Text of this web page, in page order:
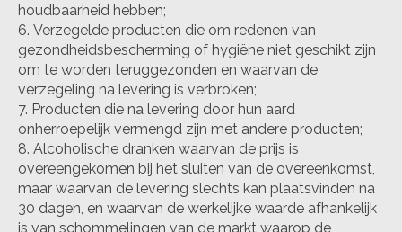
houdbaarheid hebben;
Verzegelde producten die om redenen van
gezondheidsbescherming of hygiëne niet geschikt zijn
om te worden teruggezonden en waarvan de
verzegeling na levering is verbroken;
Producten die na levering door hun aard
onherroepelijk vermengd zijn met andere producten;
Alcoholische dranken waarvan de prijs is
overeengekomen bij het sluiten van de overeenkomst,
maar waarvan de levering slechts kan plaatsvinden na
30 dagen, en waarvan de werkelijke waarde afhankelijk
is van schommelingen van de markt waarop de